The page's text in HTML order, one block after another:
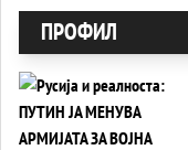
ПРОФИЛ